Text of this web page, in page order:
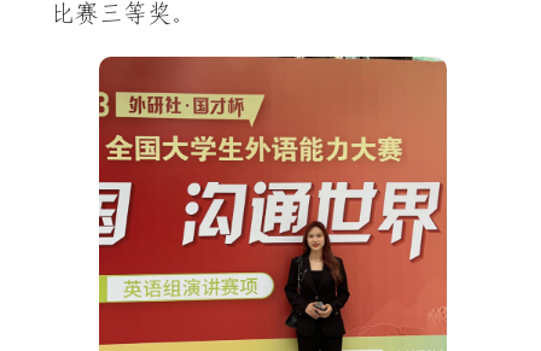
比赛三等奖。